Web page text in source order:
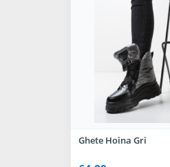
Ghete Hoina Gri